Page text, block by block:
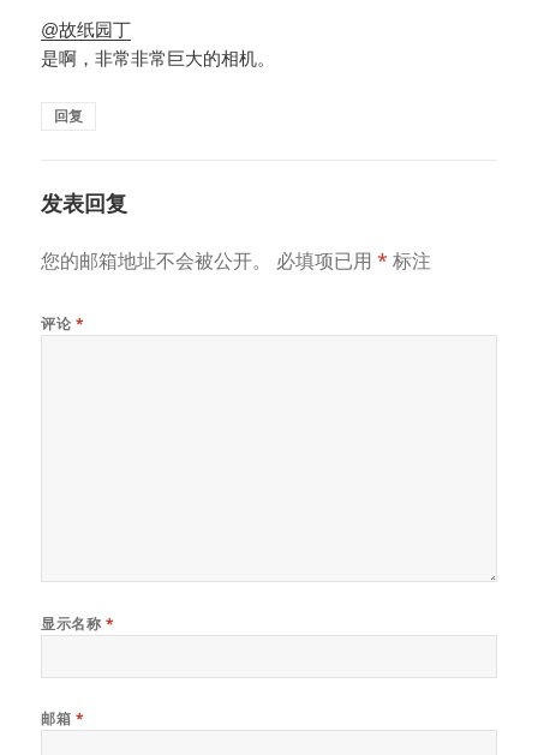
@故纸园丁
是啊，非常非常巨大的相机。
回复
发表回复
您的邮箱地址不会被公开。 必填项已用* 标注
评论 *
显示名称 *
邮箱 *